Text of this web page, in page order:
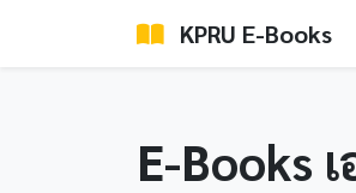
KPRU E-Books
E-Books